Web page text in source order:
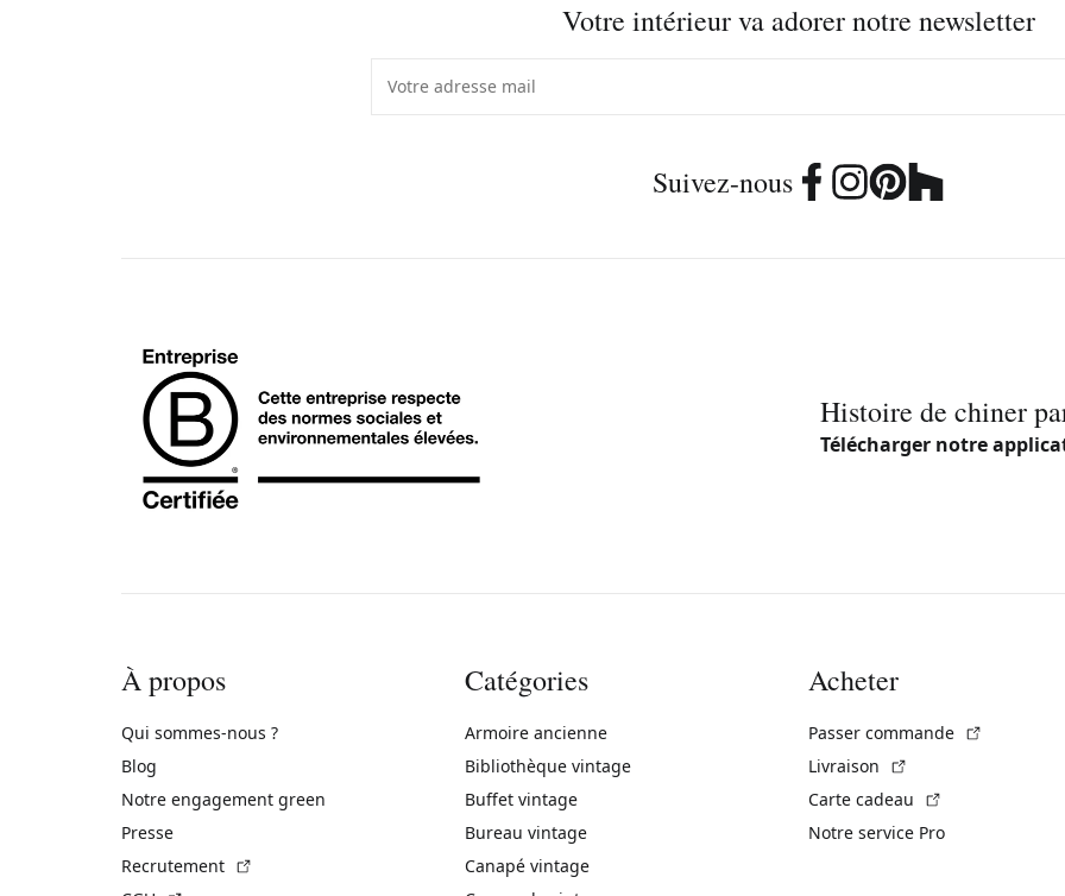
Votre intérieur va adorer notre newsletter
Suivez-nous
Histoire de chiner
Télécharger notre
À propos
Qui sommes-nous ?
Blog
Notre engagement green
Presse
Recrutement
Catégories
Armoire ancienne
Bibliothèque vintage
Buffet vintage
Bureau vintage
Canapé vintage
Acheter
Passer commande
Livraison
Carte cadeau
Notre service Pro